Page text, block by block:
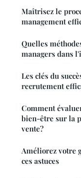
Maîtrisez le
management
Quelles
managers dans
Les clés du
recrutement
Comment
bien-être sur la
vente?
Améliorez votre
ces astuces